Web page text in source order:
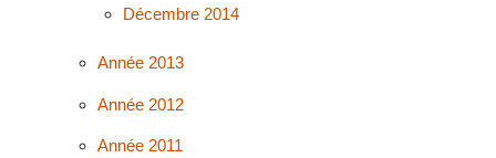
Décembre 2014
Année 2013
Année 2012
Année 2011